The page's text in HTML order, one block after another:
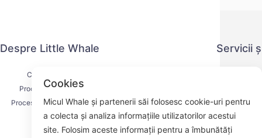
Despre Little Whale
Contactați-ne
Procesul de livrare
Procesul de rambursare
Despre noi
Servicii
Acordul
Cookies
Micul Whale și partenerii săi folosesc cookie-uri pentru
a colecta și analiza informațiile utilizatorilor acestui
site. Folosim aceste informații pentru a îmbunătăți